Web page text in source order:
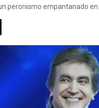
peronismo empantanado en...